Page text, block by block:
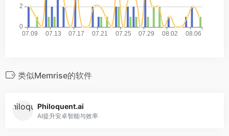
类似Memrise的软件
Philoquent.ai
AI提升安卓智能与效率